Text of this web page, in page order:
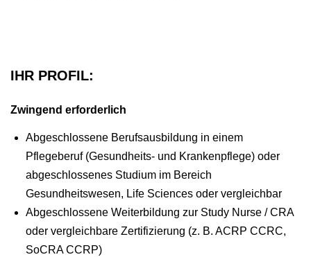
IHR PROFIL:
Zwingend erforderlich
Abgeschlossene Berufsausbildung in einem
Pflegeberuf (Gesundheits- und Krankenpflege) oder
abgeschlossenes Studium im Bereich
Gesundheitswesen, Life Sciences oder vergleichbar
Abgeschlossene Weiterbildung zur Study Nurse / CRA
oder vergleichbare Zertifizierung (z. B. ACRP CCRC,
SoCRA CCRP)